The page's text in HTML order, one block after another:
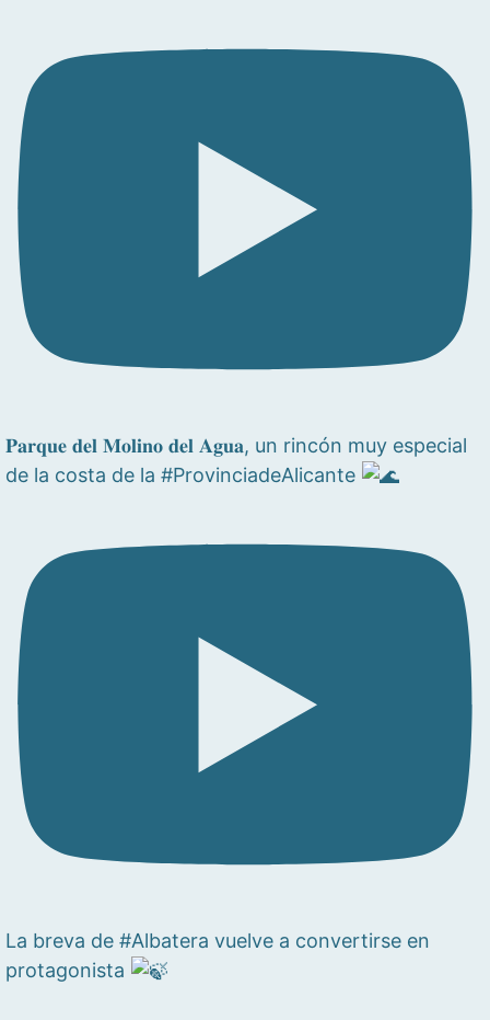
𝐏𝐚𝐫𝐪𝐮𝐞 𝐝𝐞𝐥 𝐌𝐨𝐥𝐢𝐧𝐨 𝐝𝐞𝐥 𝐀𝐠𝐮𝐚, un rincón muy especial
de la costa de la #ProvinciadeAlicante
La breva de #Albatera vuelve a convertirse en
protagonista